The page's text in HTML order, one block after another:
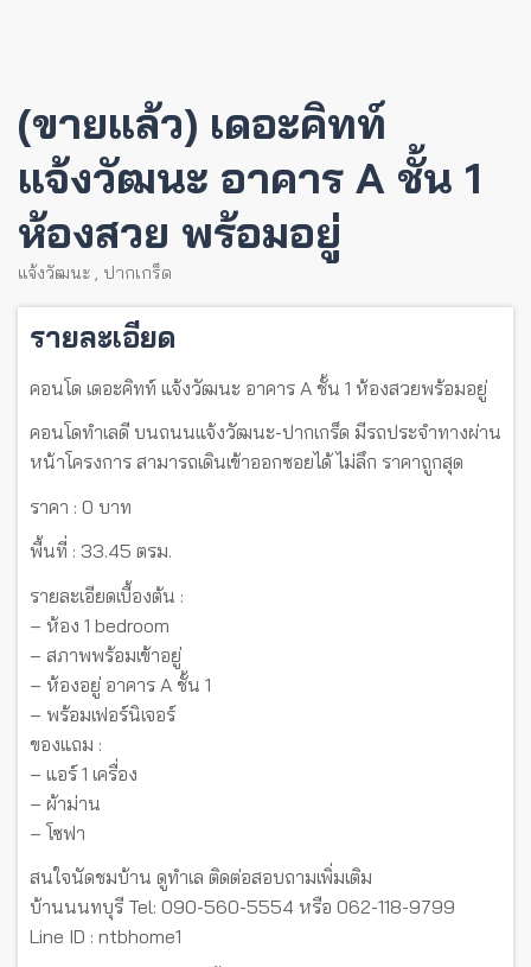
(ขายแล้ว) เดอะคิทท์
แจ้งวัฒนะ อาคาร A ชั้น 1
ห้องสวย พร้อมอยู่
แจ้งวัฒนะ , ปากเกร็ด
รายละเอียด
คอนโด เดอะคิทท์ แจ้งวัฒนะ อาคาร A ชั้น 1 ห้องสวยพร้อมอยู่
คอนโดทำเลดี บนถนนแจ้งวัฒนะ-ปากเกร็ด มีรถประจำทางผ่าน
หน้าโครงการ สามารถเดินเข้าออกซอยได้ ไม่ลึก ราคาถูกสุด
ราคา : 0 บาท
พื้นที่ : 33.45 ตรม.
รายละเอียดเบื้องต้น :
– ห้อง 1 bedroom
– สภาพพร้อมเข้าอยู่
– ห้องอยู่ อาคาร A ชั้น 1
– พร้อมเฟอร์นิเจอร์
ของแถม :
– แอร์ 1 เครื่อง
– ผ้าม่าน
– โซฟา
สนใจนัดชมบ้าน ดูทำเล ติดต่อสอบถามเพิ่มเติม
บ้านนนทบุรี Tel: 090-560-5554 หรือ 062-118-9799
Line ID : ntbhome1